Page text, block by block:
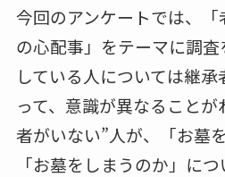
今回のアンケートでは、
の心配事」をテーマに調
している人については継
って、意識が異なること
者がいない”人が、「お墓
「お墓をしまうのか」に